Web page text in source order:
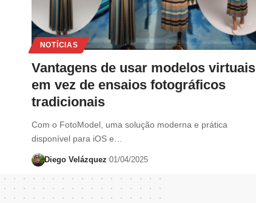
NOTÍCIAS
Vantagens de usar modelos virtuais
em vez de ensaios fotográficos
tradicionais
Com o FotoModel, uma solução moderna e prática
disponível para iOS e…
Diego Velázquez 01/04/2025